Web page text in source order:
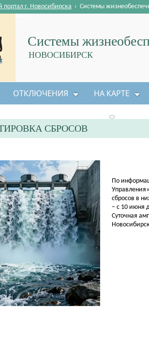
Системы
НОВОСИБИРСК
г. Новосибирска › Системы
ОТКЛЮЧЕНИЯ НА КАРТЕ
СБРОСОВ
По
сбросов в
– с 10 июня
Суточная